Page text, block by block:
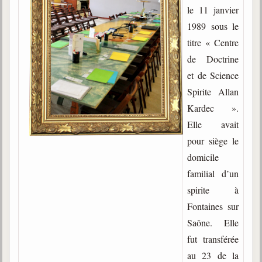
le 11 janvier
1989 sous le
titre « Centre
de Doctrine
et de Science
Spirite Allan
Kardec ».
Elle avait
pour siège le
domicile
familial d’un
spirite à
Fontaines sur
Saône. Elle
fut transférée
au 23 de la